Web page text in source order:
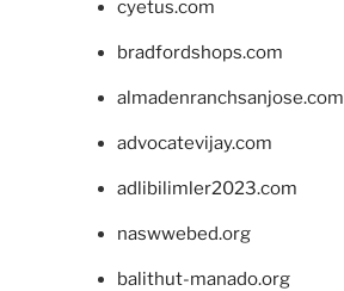
cyetus.com
bradfordshops.com
almadenranchsanjose.com
advocatevijay.com
adlibilimler2023.com
naswwebed.org
balithut-manado.org